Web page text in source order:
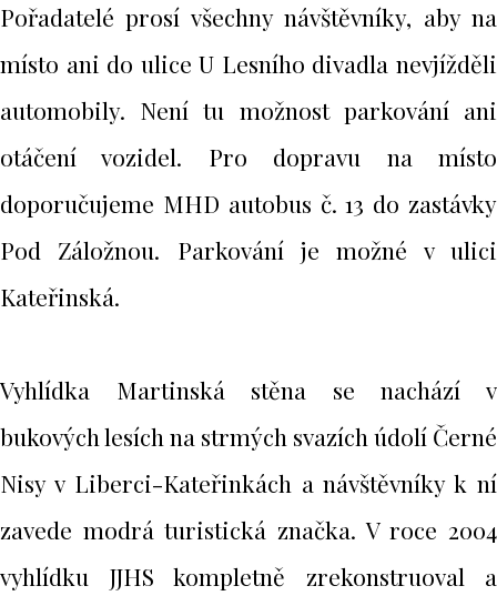
Pořadatelé prosí všechny návštěvníky, aby na
místo ani do ulice U Lesního divadla nevjížděli
automobily. Není tu možnost parkování ani
otáčení vozidel. Pro dopravu na místo
doporučujeme MHD autobus č. 13 do zastávky
Pod Záložnou. Parkování je možné v ulici
Kateřinská.
Vyhlídka Martinská stěna se nachází v
bukových lesích na strmých svazích údolí Černé
Nisy v Liberci-Kateřinkách a návštěvníky k ní
zavede modrá turistická značka. V roce 2004
vyhlídku JJHS kompletně zrekonstruoval a